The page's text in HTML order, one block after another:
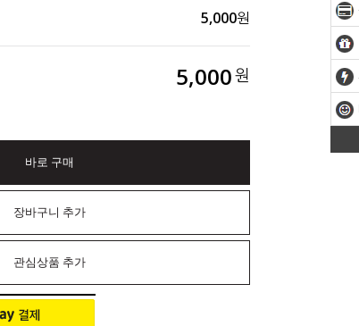
5,000원
5,000원
바로 구매
장바구니 추가
관심상품 추가